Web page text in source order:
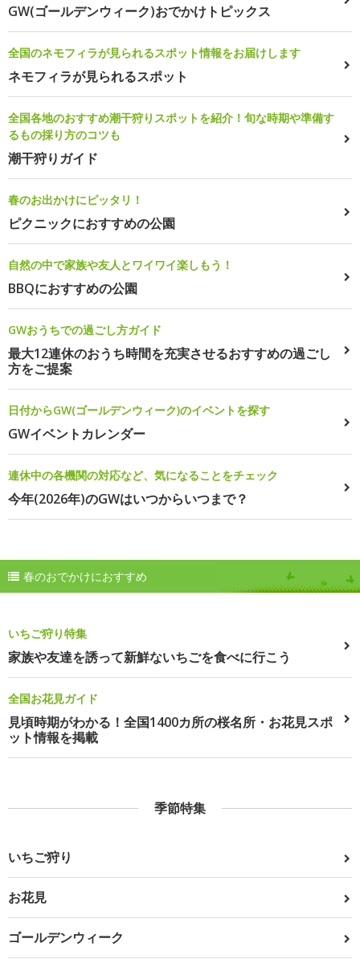
GW(ゴールデンウィーク)おでかけトピックス
全国のネモフィラが見られるスポット情報をお届けします
ネモフィラが見られるスポット
全国各地のおすすめ潮干狩りスポットを紹介！旬な時期や準備す
るもの採り方のコツも
潮干狩りガイド
春のお出かけにピッタリ！
ピクニックにおすすめの公園
自然の中で家族や友人とワイワイ楽しもう！
BBQにおすすめの公園
GWおうちでの過ごし方ガイド
最大12連休のおうち時間を充実させるおすすめの過ごし
方をご提案
日付からGW(ゴールデンウィーク)のイベントを探す
GWイベントカレンダー
連休中の各機関の対応など、気になることをチェック
今年(2026年)のGWはいつからいつまで？
春のおでかけにおすすめ
いちご狩り特集
家族や友達を誘って新鮮ないちごを食べに行こう
全国お花見ガイド
見頃時期がわかる！全国1400カ所の桜名所・お花見スポ
ット情報を掲載
季節特集
いちご狩り
お花見
ゴールデンウィーク